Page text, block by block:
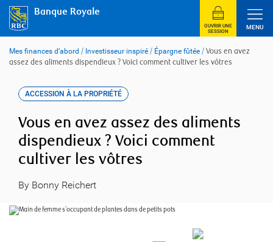
content
Banque Royale
OUVRIR UNE
SESSION
MENU
Mes finances d’abord / Investisseur inspiré / Épargne fûtée / Vous en avez
assez des aliments dispendieux ? Voici comment cultiver les vôtres
ACCESSION À LA PROPRIÉTÉ
Vous en avez assez des aliments
dispendieux ? Voici comment
cultiver les vôtres
By Bonny Reichert